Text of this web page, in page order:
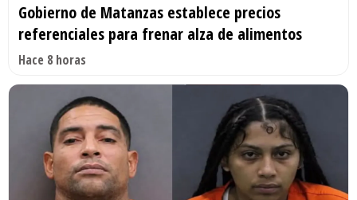
Gobierno de Matanzas establece precios
referenciales para frenar alza de alimentos
Hace 8 horas